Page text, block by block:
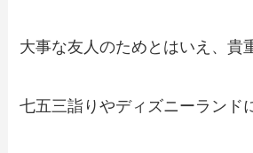
大事な友人のためとはいえ、貴
七五三詣りやディズニーランド